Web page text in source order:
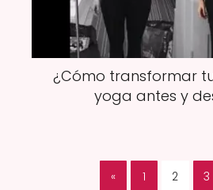
¿Cómo transformar
yoga antes y
« 1 2 3